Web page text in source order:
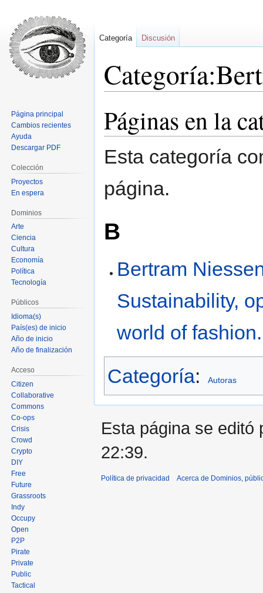
la
navegación
la
búsqueda
Páginas en la
Esta categoría
página.
B
Bertram
Sustainability,
world of fashion.
Categoría: Autoras
Categoría Discusión
Página principal
Cambios recientes
Ayuda
Descargar PDF
Colección
Proyectos
En espera
Dominios
Arte
Ciencia
Cultura
Economía
Política
Tecnología
Públicos
Idioma(s)
País(es) de inicio
Año de inicio
Año de finalización
Acceso
Citizen
Collaborative
Commons
Co-ops
Crisis
Crowd
Crypto
DIY
Free
Future
Grassroots
Indy
Occupy
Open
P2P
Pirate
Private
Public
Tactical
Esta página se editó
22:39.
Política de privacidad Acerca de Dominios,